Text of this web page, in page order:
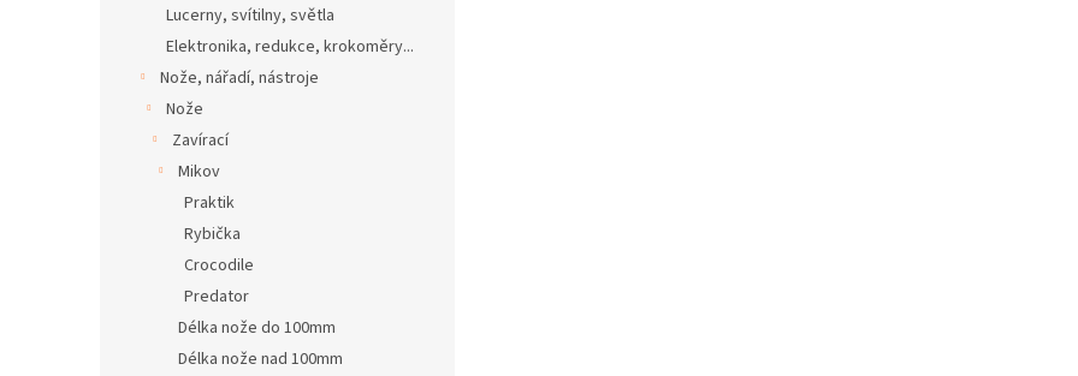
Lucerny, svítilny, světla
Elektronika, redukce, krokoměry...
Nože, nářadí, nástroje
Nože
Zavírací
Mikov
Praktik
Rybička
Crocodile
Predator
Délka nože do 100mm
Délka nože nad 100mm